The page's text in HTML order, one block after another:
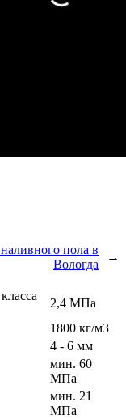
пола в
Вологда
→
2,4 МПа
1800 кг/м3
4 - 6 мм
мин. 60
МПа
мин. 21
МПа